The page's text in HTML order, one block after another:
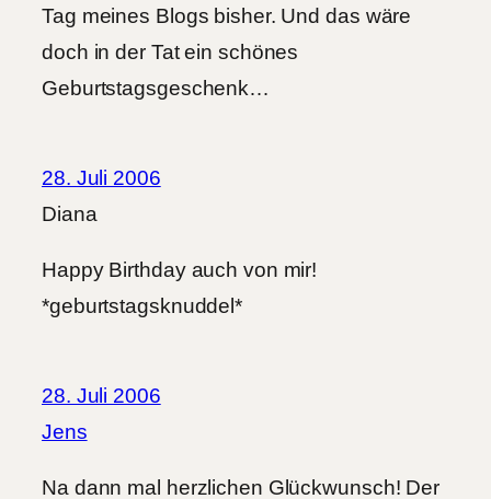
Tag meines Blogs bisher. Und das wäre
doch in der Tat ein schönes
Geburtstagsgeschenk…
28. Juli 2006
Diana
Happy Birthday auch von mir!
*geburtstagsknuddel*
28. Juli 2006
Jens
Na dann mal herzlichen Glückwunsch! Der